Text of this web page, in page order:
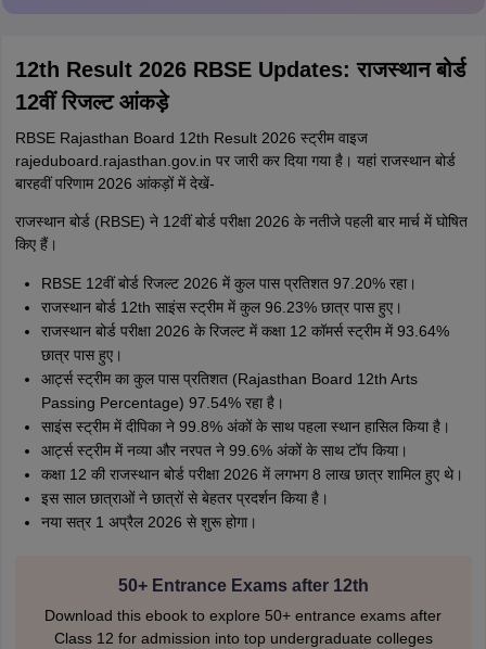
M
Mohammad Safwan
i want to take admission in class 11
S
Sreehari unni
Sreehari HD
A Amrapali
12th Result 2026 RBSE Updates: राजस्थान बोर्ड
12वीं रिजल्ट आंकड़े
RBSE Rajasthan Board 12th Result 2026 स्ट्रीम वाइज
rajeduboard.rajasthan.gov.in पर जारी कर दिया गया है। यहां राजस्थान बोर्ड
बारहवीं परिणाम 2026 आंकड़ों में देखें-
राजस्थान बोर्ड (RBSE) ने 12वीं बोर्ड परीक्षा 2026 के नतीजे पहली बार मार्च में घोषित
किए हैं।
RBSE 12वीं बोर्ड रिजल्ट 2026 में कुल पास प्रतिशत 97.20% रहा।
राजस्थान बोर्ड 12th साइंस स्ट्रीम में कुल 96.23% छात्र पास हुए।
राजस्थान बोर्ड परीक्षा 2026 के रिजल्ट में कक्षा 12 कॉमर्स स्ट्रीम में 93.64%
छात्र पास हुए।
आर्ट्स स्ट्रीम का कुल पास प्रतिशत (Rajasthan Board 12th Arts
Passing Percentage) 97.54% रहा है।
साइंस स्ट्रीम में दीपिका ने 99.8% अंकों के साथ पहला स्थान हासिल किया है।
आर्ट्स स्ट्रीम में नव्या और नरपत ने 99.6% अंकों के साथ टॉप किया।
कक्षा 12 की राजस्थान बोर्ड परीक्षा 2026 में लगभग 8 लाख छात्र शामिल हुए थे।
इस साल छात्राओं ने छात्रों से बेहतर प्रदर्शन किया है।
नया सत्र 1 अप्रैल 2026 से शुरू होगा।
50+ Entrance Exams after 12th
Download this ebook to explore 50+ entrance exams after
Class 12 for admission into top undergraduate colleges